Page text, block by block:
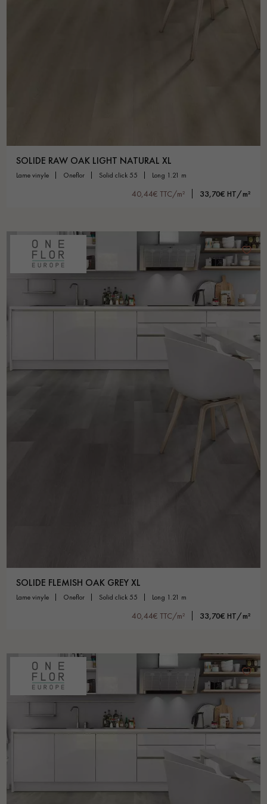
SOLIDE RAW OAK LIGHT NATURAL XL
lame vinyle oneflor solid click 55 long 1.21 m
40,44€ TTC/m² 33,70€ HT/m²
SOLIDE FLEMISH OAK GREY XL
lame vinyle oneflor solid click 55 long 1.21 m
40,44€ TTC/m² 33,70€ HT/m²